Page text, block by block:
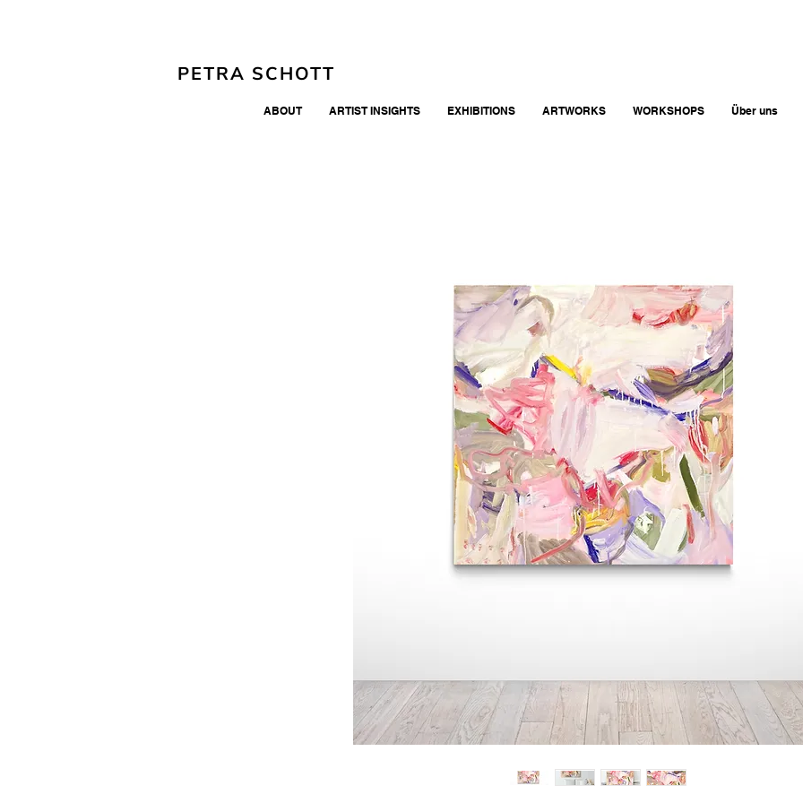
PETRA SCHOTT
ABOUT ARTIST INSIGHTS EXHIBITIONS ARTWORKS WORKSHOPS Über uns